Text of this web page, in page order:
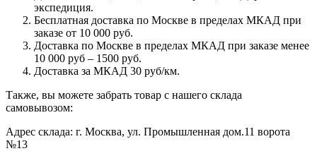
экспедиция.
Бесплатная доставка по Москве в пределах МКАД при
заказе от 10 000 руб.
Доставка по Москве в пределах МКАД при заказе менее
10 000 руб – 1500 руб.
Доставка за МКАД 30 руб/км.
Также, вы можете забрать товар с нашего склада
самовывозом:
Адрес склада: г. Москва, ул. Промышленная дом.11 ворота
№13